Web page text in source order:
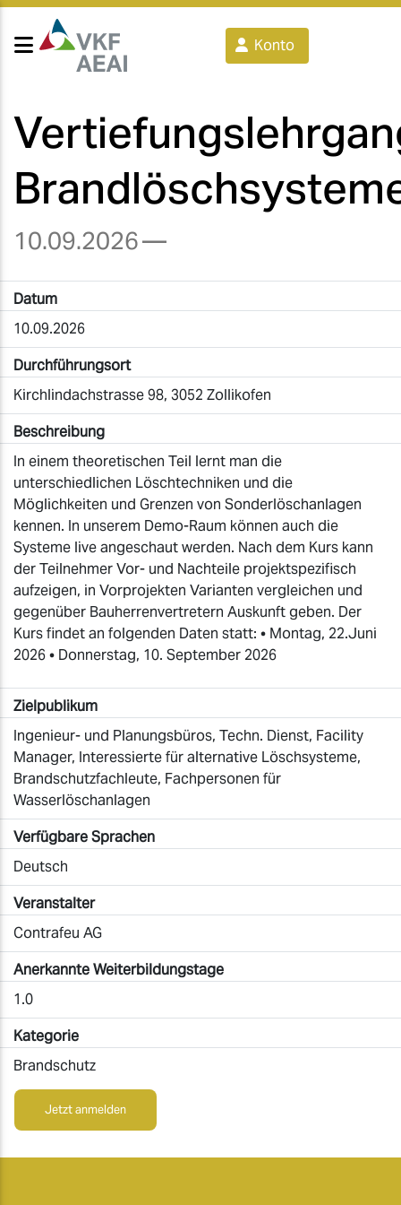
Konto
10.09.2026—
Datum
10.09.2026
Durchführungsort
Kirchlindachstrasse 98, 3052 Zollikofen
Beschreibung
In einem theoretischen Teil lernt man die
unterschiedlichen Löschtechniken und die
Möglichkeiten und Grenzen von Sonderlöschanlagen
kennen. In unserem Demo-Raum können auch die
Systeme live angeschaut werden. Nach dem Kurs kann
der Teilnehmer Vor- und Nachteile projektspezifisch
aufzeigen, in Vorprojekten Varianten vergleichen und
gegenüber Bauherrenvertretern Auskunft geben. Der
Kurs findet an folgenden Daten statt: • Montag, 22.Juni
2026 • Donnerstag, 10. September 2026
Zielpublikum
Ingenieur- und Planungsbüros, Techn. Dienst, Facility
Manager, Interessierte für alternative Löschsysteme,
Brandschutzfachleute, Fachpersonen für
Wasserlöschanlagen
Verfügbare Sprachen
Deutsch
Veranstalter
Contrafeu AG
Anerkannte Weiterbildungstage
1.0
Kategorie
Brandschutz
Jetzt anmelden